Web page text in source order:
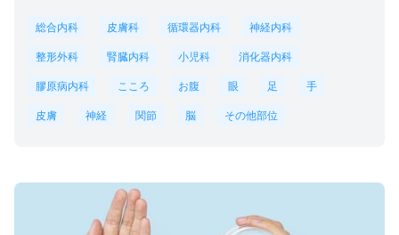
総合内科 皮膚科 循環器内科
神経内科
整形外科
腎臓内科 小児科
消化器内科
膠原病内科
こころ お腹 眼 足
手
皮膚
神経 関節 脳 その他部位